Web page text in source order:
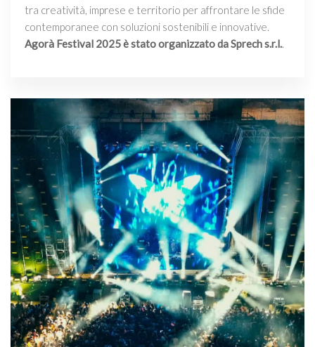
tra creatività, imprese e territorio per affrontare le sfide
contemporanee con soluzioni sostenibili e innovative.
Agorà Festival 2025 è stato organizzato da Sprech s.r.l..